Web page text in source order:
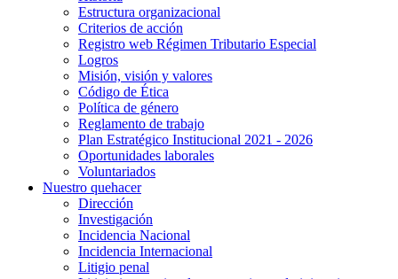
Estructura organizacional
Criterios de acción
Registro web Régimen Tributario Especial
Logros
Misión, visión y valores
Código de Ética
Política de género
Reglamento de trabajo
Plan Estratégico Institucional 2021 - 2026
Oportunidades laborales
Voluntariados
Nuestro quehacer
Dirección
Investigación
Incidencia Nacional
Incidencia Internacional
Litigio penal